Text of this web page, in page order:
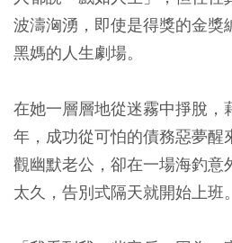
波濤洶湧，即使是得獎的金獎
黑媽的人生劇場。
在她一層層地從迷霧中掙脫，
年，成功從可怕的債務惡夢醒
觀幽默老公，卻在一場海釣意
太久，告別式隔天就開始上班。